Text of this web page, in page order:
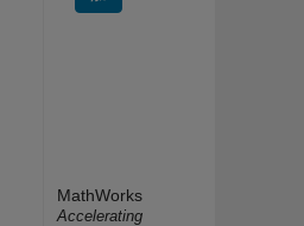
MathWorks
Accelerating